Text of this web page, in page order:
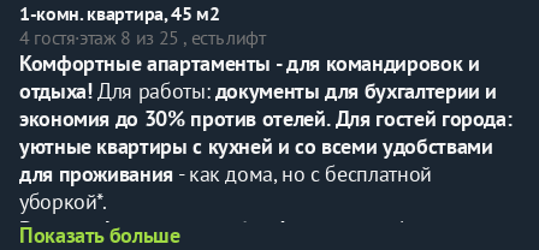
1-комн. квартира, 45 м2
4 гостя·этаж 8 из 25 , есть лифт
Комфортные апартаменты - для командировок и
отдыха! Для работы: документы для бухгалтерии и
экономия до 30% против отелей. Для гостей города:
уютные квартиры с кухней и со всеми удобствами
для проживания - как дома, но с бесплатной
уборкой*.
Ваш комфорт - наша забота!
есть чай, кофе и
Показать больше